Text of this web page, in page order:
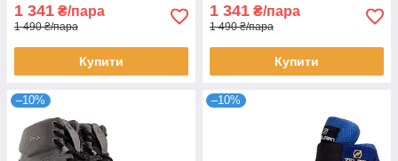
1 341 ₴/пара
1 490 ₴/пара
Купити
1 341 ₴/пара
1 490 ₴/пара
Купити
–10% –10%